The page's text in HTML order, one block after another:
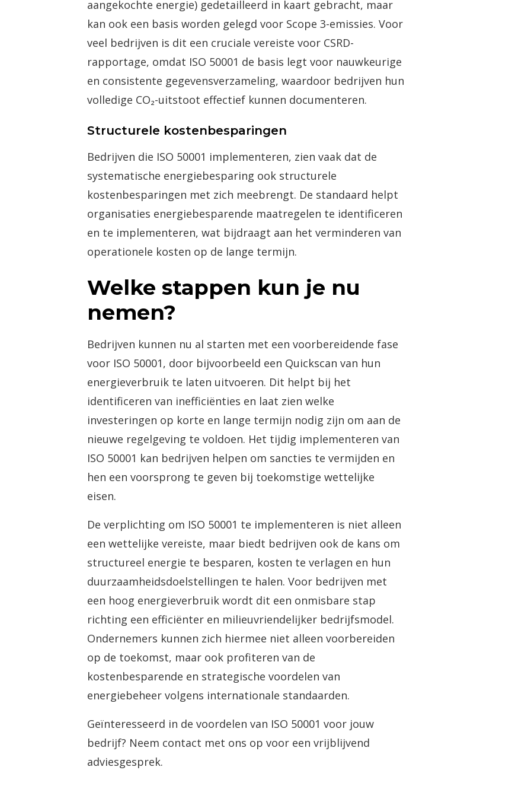
aangekochte energie) gedetailleerd in kaart gebracht, maar
kan ook een basis worden gelegd voor Scope 3-emissies. Voor
veel bedrijven is dit een cruciale vereiste voor CSRD-
rapportage, omdat ISO 50001 de basis legt voor nauwkeurige
en consistente gegevensverzameling, waardoor bedrijven hun
volledige CO₂-uitstoot effectief kunnen documenteren.
Structurele kostenbesparingen
Bedrijven die ISO 50001 implementeren, zien vaak dat de
systematische energiebesparing ook structurele
kostenbesparingen met zich meebrengt. De standaard helpt
organisaties energiebesparende maatregelen te identificeren
en te implementeren, wat bijdraagt aan het verminderen van
operationele kosten op de lange termijn.
Welke stappen kun je nu
nemen?
Bedrijven kunnen nu al starten met een voorbereidende fase
voor ISO 50001, door bijvoorbeeld een Quickscan van hun
energieverbruik te laten uitvoeren. Dit helpt bij het
identificeren van inefficiënties en laat zien welke
investeringen op korte en lange termijn nodig zijn om aan de
nieuwe regelgeving te voldoen. Het tijdig implementeren van
ISO 50001 kan bedrijven helpen om sancties te vermijden en
hen een voorsprong te geven bij toekomstige wettelijke
eisen.
De verplichting om ISO 50001 te implementeren is niet alleen
een wettelijke vereiste, maar biedt bedrijven ook de kans om
structureel energie te besparen, kosten te verlagen en hun
duurzaamheidsdoelstellingen te halen. Voor bedrijven met
een hoog energieverbruik wordt dit een onmisbare stap
richting een efficiënter en milieuvriendelijker bedrijfsmodel.
Ondernemers kunnen zich hiermee niet alleen voorbereiden
op de toekomst, maar ook profiteren van de
kostenbesparende en strategische voordelen van
energiebeheer volgens internationale standaarden.
Geïnteresseerd in de voordelen van ISO 50001 voor jouw
bedrijf? Neem contact met ons op voor een vrijblijvend
adviesgesprek.